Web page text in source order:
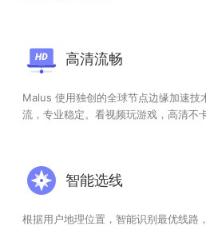
高清流畅
Malus 使用独创的全球节点边缘加速技
流，专业稳定。看视频玩游戏，高清不
智能选线
根据用户地理位置，智能识别最优线路